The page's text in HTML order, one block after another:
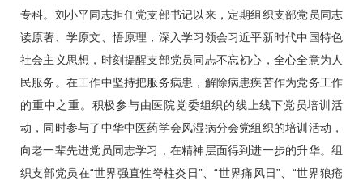
专科。 刘小平同志担任党支部书记以来，定期组织支部党员同志
读原著、学原文、悟原理，深入学习领会习近平新时代中国特色
社会主义思想，时刻提醒支部党员同志不忘初心，全心全意为人
民服务。在工作中坚持把服务病患，解除病患疾苦作为党务工作
的重中之重。积极参与由医院党委组织的线上线下党员培训活
动，同时参与了中华中医药学会风湿病分会党组织的培训活动，
向老一辈先进党员同志学习，在精神层面得到进一步的升华。组
织支部党员在“世界强直性脊柱炎日”、“世界痛风日”、“世界狼疮